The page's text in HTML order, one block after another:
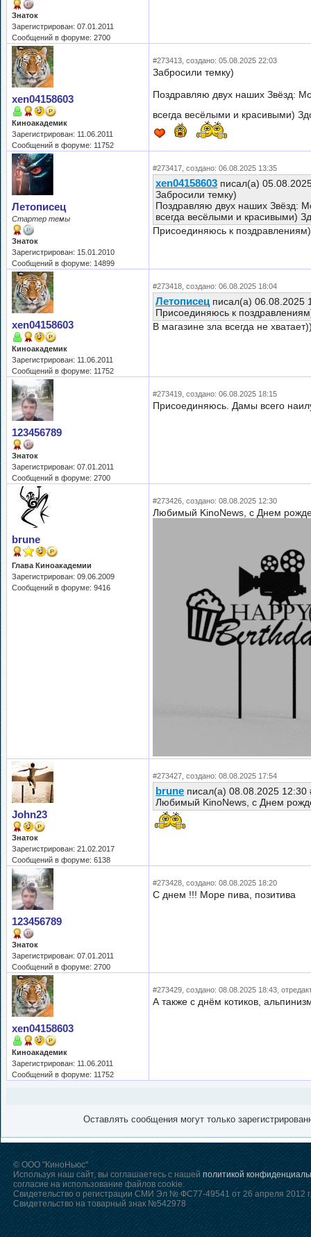
Знаток
Зарегистрирован: 07.01.2011
Сообщений в форуме: 2700
xen04158603
Киноакадемик
Зарегистрирован: 11.06.2011
Сообщений в форуме: 11752
#273413, создано: 05.08.2025 22:03
Забросили темку)
Поздравляю двух наших Звёзд:
всегда весёлыми и красивыми)
Летописец
Стартер темы
Знаток
Зарегистрирован: 15.01.2010
Сообщений в форуме: 14899
#273417, создано: 06.08.2025 13:35
xen04158603 писал(а)
Забросили темку)
Поздравляю двух наших Звёзд:
всегда весёлыми и красивыми)
Присоединяюсь к
xen04158603
Киноакадемик
Зарегистрирован: 11.06.2011
Сообщений в форуме: 11752
#273418, создано: 06.08.2025 18:04
Летописец писал(а) 06.08.2025
Присоединяюсь к
В магазине зла всегда не
123456789
Знаток
Зарегистрирован: 07.01.2011
Сообщений в форуме: 2700
#273419, создано: 06.08.2025 18:15
Присоединяюсь. Дамы всего
brune
Глава Киноакадемии
Зарегистрирован: 09.06.2009
Сообщений в форуме: 9416
#273426, создано: 08.08.2025 12:30
Любимый KinoNews, с Днем
John23
Знаток
Зарегистрирован: 21.02.2017
Сообщений в форуме: 6138
#273427, создано: 08.08.2025 17:54
brune писал(а) 08.08.2025 12:30
Любимый KinoNews, с Днем
123456789
Знаток
Зарегистрирован: 07.01.2011
Сообщений в форуме: 2700
#273428, создано: 08.08.2025 18:20
С днем !!! Море пива, позитива
xen04158603
Киноакадемик
Зарегистрирован: 11.06.2011
Сообщений в форуме: 11752
#273429, создано: 08.08.2025 18:43,
А также с днём котиков,
Оставлять сообщения могут только
© ООО "КиноНьюс"
Используя наш сайт, вы соглашаетесь с нашей политикой
согласие на использование файлов cookie.
Свидетельство о регистрации СМИ Эл № ФС77-49541 от 26 апреля 2012 г.
Свидетельство на товарный знак №542978